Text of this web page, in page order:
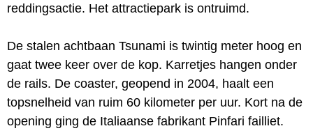
reddingsactie. Het attractiepark is ontruimd.
De stalen achtbaan Tsunami is twintig meter hoog en
gaat twee keer over de kop. Karretjes hangen onder
de rails. De coaster, geopend in 2004, haalt een
topsnelheid van ruim 60 kilometer per uur. Kort na de
opening ging de Italiaanse fabrikant Pinfari failliet.